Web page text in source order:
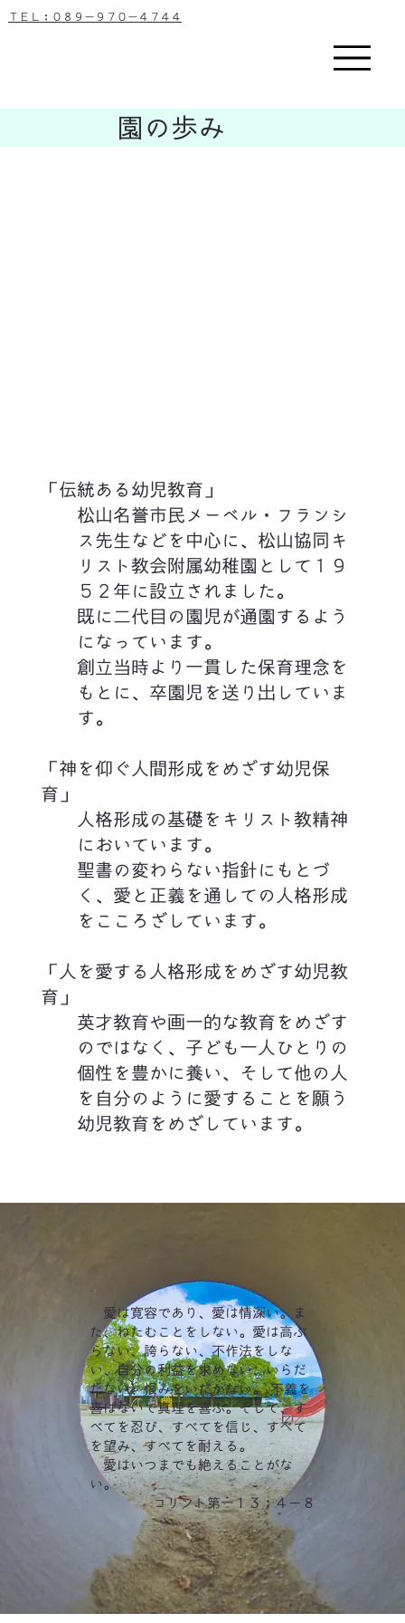
ＴＥＬ：０８９－９７０－４７４４
​園の歩み
「伝統ある幼児教育」
松山名誉市民メーベル・フランシ
ス先生などを中心に、松山協同キ
リスト教会附属幼稚園として１９
５２年に設立されました。
既に二代目の園児が通園するよう
になっています。
創立当時より一貫した保育理念を
もとに、卒園児を送り出していま
す。
「神を仰ぐ人間形成をめざす幼児保
育」
人格形成の基礎をキリスト教精神
においています。
聖書の変わらない指針にもとづ
く、愛と正義を通しての人格形成
をこころざしています。
「人を愛する人格形成をめざす幼児教
育」
英才教育や画一的な教育をめざす
のではなく、子ども一人ひとりの
個性を豊かに養い、そして他の人
を自分のように愛することを願う
幼児教育をめざしています。
愛は寛容であり、愛は情深い。ま
た、ねたむことをしない。愛は高ぶ
らない、誇らない、不作法をしな
い、自分の利益を求めない、いらだ
たない、恨みをいだかない。 不義を
喜ばないで真理を喜ぶ。そして、す
べてを忍び、すべてを信じ、すべて
を望み、すべてを耐える。
愛はいつまでも絶えることがな
い。
コリント第一１３：４－８